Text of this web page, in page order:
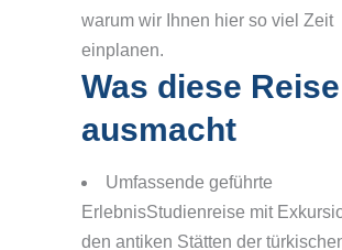
warum wir Ihnen hier so viel Zeit
einplanen.
Was diese Reise
ausmacht
Umfassende geführte
ErlebnisStudienreise mit
den antiken Stätten der